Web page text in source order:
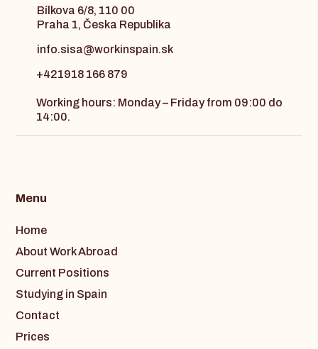
Bílkova 6/8, 110 00
Praha 1, Česka Republika
info.sisa@workinspain.sk
+421918 166 879
Working hours: Monday – Friday from 09:00 do
14:00.
Menu
Home
About Work Abroad
Current Positions
Studying in Spain
Contact
Prices